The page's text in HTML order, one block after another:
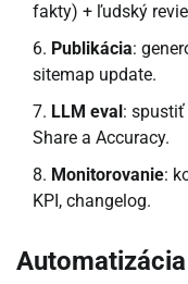
fakty) + ľudský
Publikácia:
sitemap update.
LLM eval : spustiť
Share a Accuracy.
Monitorovanie:
KPI, changelog.